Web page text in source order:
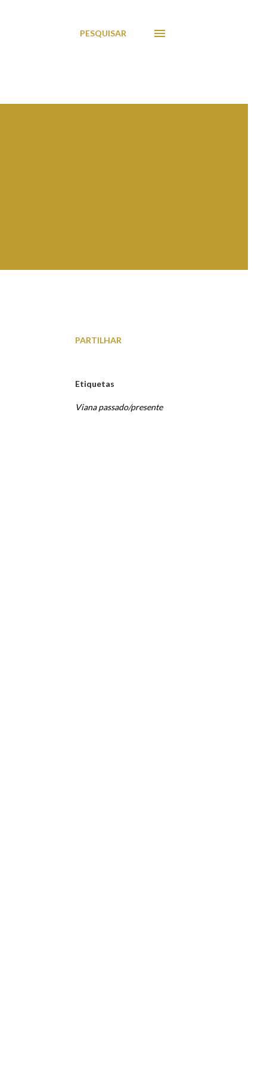
PESQUISAR
PARTILHAR
Etiquetas
Viana passado/presente